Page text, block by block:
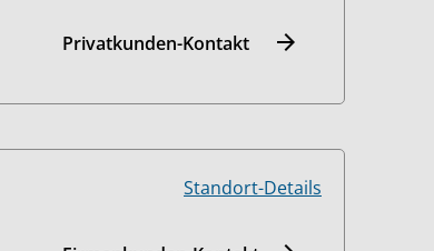
Privatkunden-Kontakt
Standort-Details